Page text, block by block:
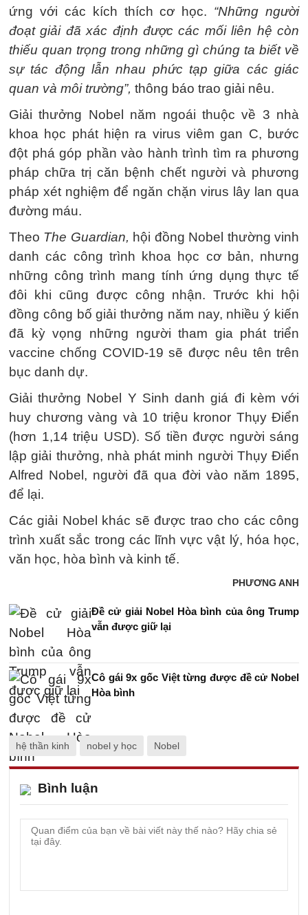
ứng với các kích thích cơ học. “Những người
đoạt giải đã xác định được các mối liên hệ còn
thiếu quan trọng trong những gì chúng ta biết về
sự tác động lẫn nhau phức tạp giữa các giác
quan và môi trường”, thông báo trao giải nêu.
Giải thưởng Nobel năm ngoái thuộc về 3 nhà
khoa học phát hiện ra virus viêm gan C, bước
đột phá góp phần vào hành trình tìm ra phương
pháp chữa trị căn bệnh chết người và phương
pháp xét nghiệm để ngăn chặn virus lây lan qua
đường máu.
Theo The Guardian, hội đồng Nobel thường vinh
danh các công trình khoa học cơ bản, nhưng
những công trình mang tính ứng dụng thực tế
đôi khi cũng được công nhận. Trước khi hội
đồng công bố giải thưởng năm nay, nhiều ý kiến
đã kỳ vọng những người tham gia phát triển
vaccine chống COVID-19 sẽ được nêu tên trên
bục danh dự.
Giải thưởng Nobel Y Sinh danh giá đi kèm với
huy chương vàng và 10 triệu kronor Thụy Điển
(hơn 1,14 triệu USD). Số tiền được người sáng
lập giải thưởng, nhà phát minh người Thụy Điển
Alfred Nobel, người đã qua đời vào năm 1895,
để lại.
Các giải Nobel khác sẽ được trao cho các công
trình xuất sắc trong các lĩnh vực vật lý, hóa học,
văn học, hòa bình và kinh tế.
PHƯƠNG ANH
Đề cử giải Nobel Hòa bình của ông Trump
vẫn được giữ lại
Cô gái 9x gốc Việt từng được đề cử Nobel
Hòa bình
hệ thần kinh nobel y học Nobel
Bình luận